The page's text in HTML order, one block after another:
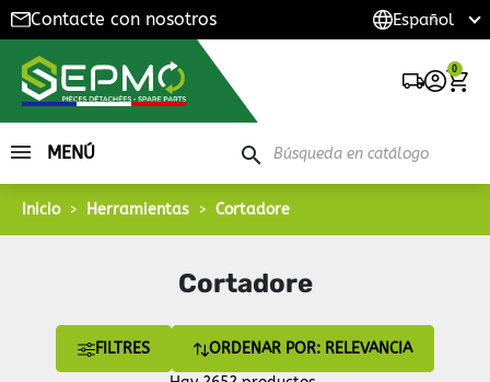
Contacte con nosotros
0
MENÚ search
Inicio Herramientas Cortadore
Cortadore
FILTRES
ORDENAR POR: RELEVANCIA